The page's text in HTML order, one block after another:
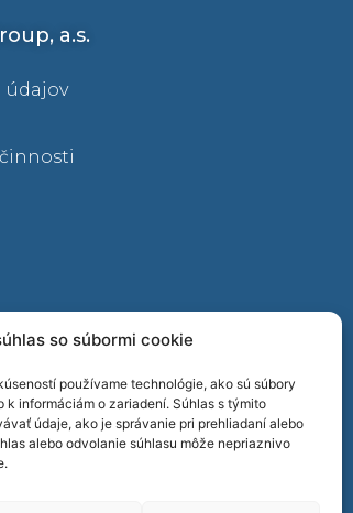
so súbormi cookie
používame technológie, ako sú súbory
informáciám o zariadení. Súhlas s týmito
údaje, ako je správanie pri prehliadaní alebo
alebo odvolanie súhlasu môže nepriaznivo
a.s.
údajov